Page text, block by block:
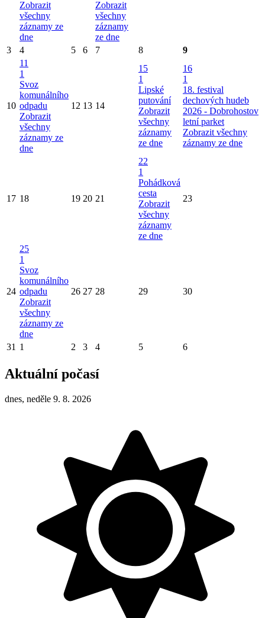
Zobrazit
všechny
záznamy ze
dne
Zobrazit
všechny
záznamy
ze dne
3
4 5 6 7 8 9
10
11
1
Svoz
komunálního
odpadu
Zobrazit
všechny
záznamy ze
dne
12 13 14
15
1
Lipské
putování
Zobrazit
všechny
záznamy
ze dne
16
1
18. festival
dechových hudeb
2026 - Dobrohostov
letní parket
Zobrazit všechny
záznamy ze dne
17 18 19 20 21
22
1
Pohádková
cesta
Zobrazit
všechny
záznamy
ze dne
23
24
25
1
Svoz
komunálního
odpadu
Zobrazit
všechny
záznamy ze
dne
26 27 28 29 30
31 1 2 3 4 5 6
Aktuální počasí
dnes, neděle 9. 8. 2026